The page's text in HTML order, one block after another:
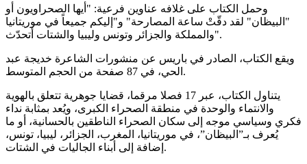
وحمل الكتاب على غلافه عناوين فرعية: "أيها الصحراويون أو
"البيظان" لقد دقّتْ ساعة المصارحة" و"إليكم جميعاً في موريتانيا
والمملكة والجزائر وتونس وليبيا والشتات أتحدّث".
ويقع الكتاب، الصادر في باريس عن منشورات الشاعرة خديجة عبد
الحي، في 87 صفحة من الحجم المتوسط.
يتناول الكتاب، عبر 17 فصلا مرقما، قضايا جوهرية تتعلق بالهوية
والانتماء والوحدة في منطقة الصحراء الكبرى، ويُعد بمثابة نداء
فكري وسياسي موجه إلى سكان الصحراء الناطقين بالحسانية، أو ما
يُعرف بـ”البيظان”، في موريتانيا، المغرب، الجزائر، ليبيا، تونس،
إضافة إلى أبناء الجاليات في الشتات.